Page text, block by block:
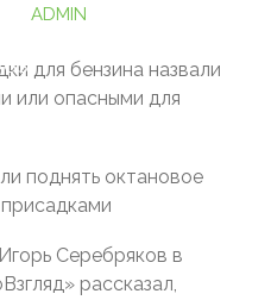
ADMIN
для бензина назвали
или опасными для
Серебряков в
рассказал,